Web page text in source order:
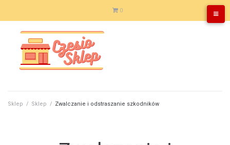
0
Sklep / Sklep / Zwalczanie i odstraszanie szkodników